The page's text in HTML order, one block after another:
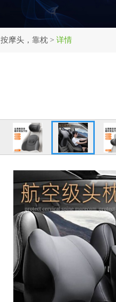
按摩头，靠枕 > 详情